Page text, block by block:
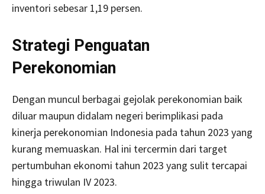
inventori sebesar 1,19 persen.
Strategi Penguatan
Perekonomian
Dengan muncul berbagai gejolak perekonomian baik
diluar maupun didalam negeri berimplikasi pada
kinerja perekonomian Indonesia pada tahun 2023 yang
kurang memuaskan. Hal ini tercermin dari target
pertumbuhan ekonomi tahun 2023 yang sulit tercapai
hingga triwulan IV 2023.